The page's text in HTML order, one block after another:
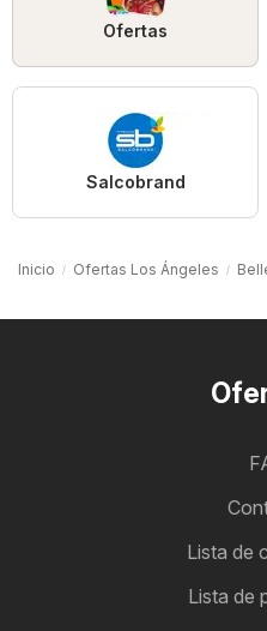
Ofertas
Salcobrand
Inicio Ofertas Los Ángeles
Lista de
Lista de